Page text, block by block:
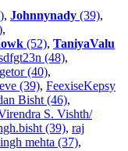
, Johnnynady (39),
,
(52), TaniyaValu
(48),
(40),
(39), FeexiseKepsy
Bisht (46),
S. Vishth/
(39), raj
mehta (37),